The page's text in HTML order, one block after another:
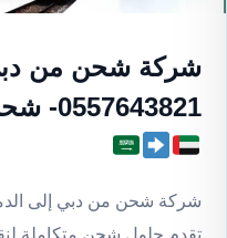
شركة شحن من
0557643821- شحن موثوق وآمن
شركة شحن من دبي إلى
تقدم حلول شحن متكاملة